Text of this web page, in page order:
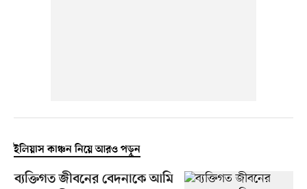
ইলিয়াস কাঞ্চন নিয়ে আরও পড়ুন
ব্যক্তিগত জীবনের বেদনাকে আমি